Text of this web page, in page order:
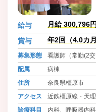
給与 月給 300,796
賞与 年2回（4.0カ月
募集形態
看護師（常勤(2交
配属
病棟
住所
奈良県橿原市
アクセス
近鉄橿原線・天
JR奈良線 畝傍駅
診療科目
内科、呼吸器内